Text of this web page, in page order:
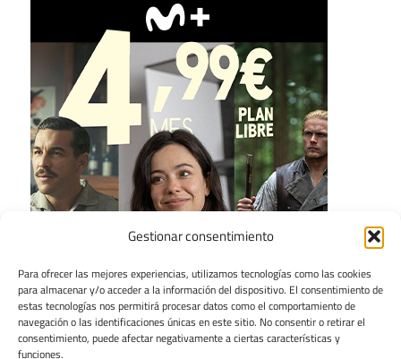
Gestionar consentimiento
Para ofrecer las mejores experiencias, utilizamos tecnologías como las cookies
para almacenar y/o acceder a la información del dispositivo. El consentimiento de
estas tecnologías nos permitirá procesar datos como el comportamiento de
navegación o las identificaciones únicas en este sitio. No consentir o retirar el
consentimiento, puede afectar negativamente a ciertas características y
funciones.